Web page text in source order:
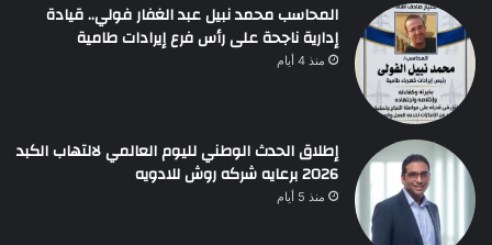
المحاسب محمد نبيل عبد الغفار فولي.. قيادة
إدارية ناجحة على رأس فرع إيرادات طامية
منذ 4 أيام
إطلاق الحدث الوطني لليوم العالمي لالتهاب الكبد
2026 برعايه شركه روش للادويه
منذ 5 أيام